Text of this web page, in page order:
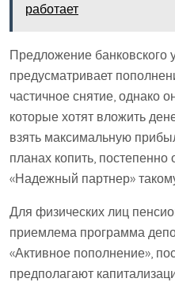
работает
Предложение банковского
предусматривает
частичное снятие, однако
которые хотят вложить
взять максимальную
планах копить, постепенно
«Надежный партнер»
Для физических лиц
приемлема программа
«Активное пополнение»,
предполагают